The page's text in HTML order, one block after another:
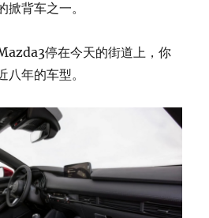
背车之一。
停在今天的街道上，你
年的车型。